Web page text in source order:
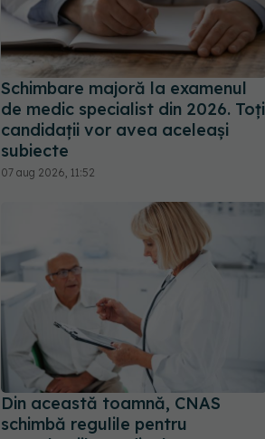
Schimbare majoră la examenul
de medic specialist din 2026. Toți
candidații vor avea aceleași
subiecte
07 aug 2026, 11:52
Din această toamnă, CNAS
schimbă regulile pentru